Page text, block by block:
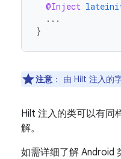
@Inject
...
}
注意 ： 由 Hilt 注入的
Hilt 注入的类可以有同
解。
如需详细了解 Android